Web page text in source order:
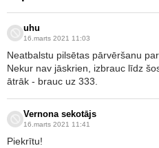
uhu
16.marts 2021 11:03
Neatbalstu pilsētas pārvēršanu
Nekur nav jāskrien, izbrauc līdz
ātrāk - brauc uz 333.
Vernona sekotājs
16.marts 2021 11:41
Piekrītu!